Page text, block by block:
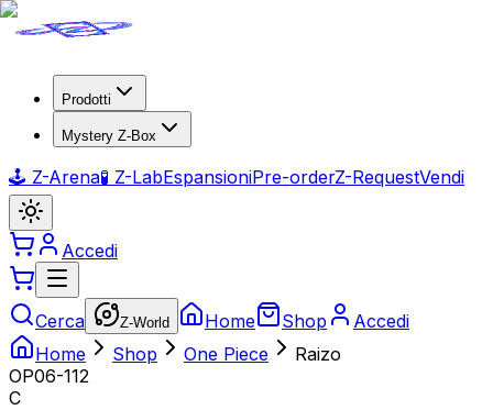
Prodotti
Mystery Z-Box
🕹️ Z-Arena🧪 Z-LabEspansioniPre-orderZ-RequestVendi
Accedi
Cerca Z-World Home Shop
Accedi
Home
Shop One Piece
Raizo
OP06-112
C